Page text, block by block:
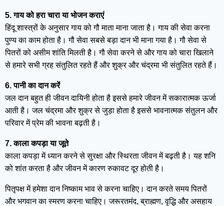
5. गाय को हरा चारा या भोजन कराएं
हिंदू शास्त्रों के अनुसार गाय को गौ माता माना जाता है। गाय की सेवा करना
पुण्य का काम होता है। गौ सेवा सबसे बड़ा दान भी माना गया है। गौ सेवा से
पितरों को असीम शांति मिलती है। गौ सेवा करने से और गाय को चारा खिलाने
से हमारे सभी ग्रह संतुलित रहते हैं और शुक्र और चंद्रमा भी संतुलित रहते हैं।
6. पानी का दान करें
जल दान बहुत ही जीवन दायिनी होता है इससे हमारे जीवन में सकारात्मक ऊर्जा
आती है। जल चंद्रमा और शुक्र से जुड़ा होता है इससे भावनात्मक संतुलन और
परिवार में प्रेम की भावना बढ़ती है।
7. काला कपड़ा या जूते
काला कपड़ा में ध्यान करने से सुरक्षा और स्थिरता जीवन में बढ़ती है। यह शनि
को शांत करता है और जीवन में कारण रुकावट दूर होती है।
पितृपक्ष में हमेशा दान निष्काम भाव से करना चाहिए। दान करते समय पितरों
और भगवान का स्मरण करना चाहिए। जरूरतमंद, ब्राह्मण, वृद्धि और असहाय